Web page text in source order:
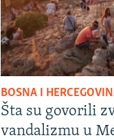
BOSNA I
Šta su govorili
vandalizmu u